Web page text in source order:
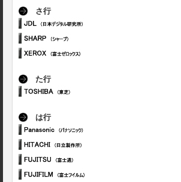
さ行
た行
は行